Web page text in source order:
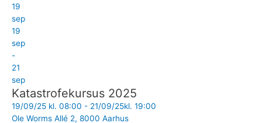
19
sep
19
sep
-
21
sep
Katastrofekursus 2025
19/09/25 kl. 08:00 - 21/09/25kl. 19:00
Ole Worms Allé 2, 8000 Aarhus